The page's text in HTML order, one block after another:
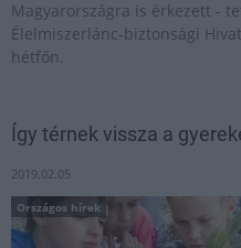
Magyarországra is érkezett -
Élelmiszerlánc-biztonsági
hétfőn.
Így térnek vissza a
2019.02.05
Országos hírek